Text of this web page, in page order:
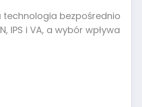
technologia bezpośrednio
i VA, a wybór wpływa